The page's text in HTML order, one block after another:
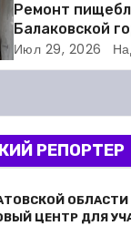
Ремонт
Балаковской
клинической
выходит на
Июл 29, 2026
РЕПОРТЕР
ЦЕНТР ДЛЯ